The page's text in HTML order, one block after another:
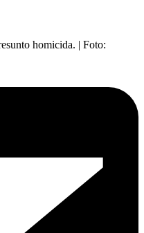
homicida. | Foto: